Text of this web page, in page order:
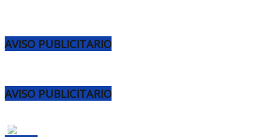
AVISO PUBLICITARIO
AVISO PUBLICITARIO